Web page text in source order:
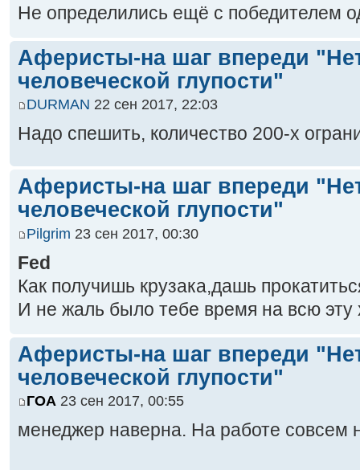
Не определились ещё с победителем
Аферисты-на шаг впереди
человеческой глупости"
DURMAN 22 сен 2017, 22:03
Надо спешить, количество 200-х
Аферисты-на шаг впереди
человеческой глупости"
Pilgrim 23 сен 2017, 00:30
Fed
Как получишь крузака,дашь
И не жаль было тебе время на всю эту
Аферисты-на шаг впереди
человеческой глупости"
ГОА 23 сен 2017, 00:55
менеджер наверна. На работе совсем